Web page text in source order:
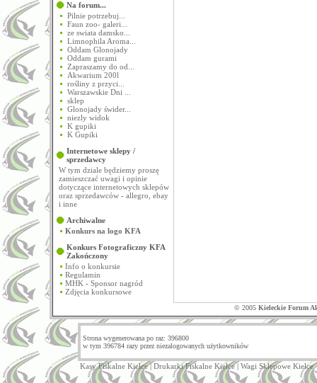
Na forum...
Pilnie potrzebuj...
Faun zoo- galeri...
ze swiata damsko...
Limnophila Aroma...
Oddam Glonojady
Oddam gurami
Zapraszamy do od...
Akwarium 200l
rośliny z przyci...
Warszawskie Dni ...
sklep
Glonojady świder...
niezly widok
K gupiki
K Gupiki
Internetowe sklepy /
sprzedawcy
W tym dziale będziemy proszę
zamieszczać uwagi i opinie
dotyczące internetowych sklepów
oraz sprzedawców - allegro, ebay
i inne
Archiwalne
Konkurs na logo KFA
Konkurs Fotograficzny KFA
Zakończony
Info o konkursie
Regulamin
MHK - Sponsor nagród
Zdjęcia konkursowe
© 2005 Kieleckie Forum
Strona wygenerowana po raz: 396800
w tym 396784 razy przez niezalogowanych użytkowników
Kasy Fiskalne Kielce|Drukarki Fiskalne Kielce| Wagi Sklepowe Kielce